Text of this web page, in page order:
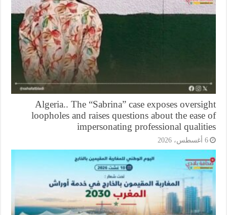
Algeria.. The “Sabrina” case exposes
loopholes and raises questions about the
impersonating professional